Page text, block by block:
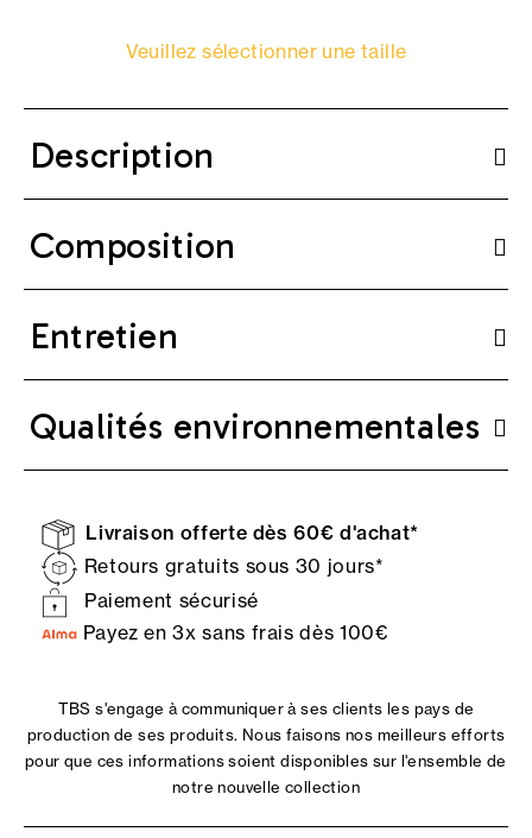
Veuillez sélectionner une taille
Description
Composition
Entretien
Qualités environnementales
Livraison offerte dès 60€ d'achat*
Retours gratuits sous 30 jours*
Paiement sécurisé
Payez en 3x sans frais dès 100€
TBS s'engage à communiquer à ses clients les pays de
production de ses produits. Nous faisons nos meilleurs efforts
pour que ces informations soient disponibles sur l'ensemble de
notre nouvelle collection